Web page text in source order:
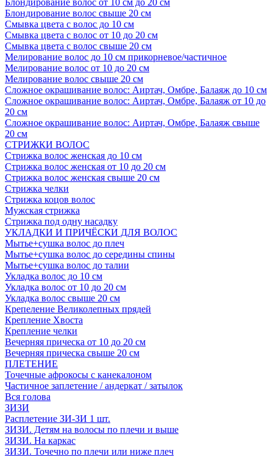
Блондирование волос от 10 см до 20 см
Блондирование волос свыше 20 см
Смывка цвета с волос до 10 см
Смывка цвета с волос от 10 до 20 см
Смывка цвета с волос свыше 20 см
Мелирование волос до 10 см прикорневое/частичное
Мелирование волос от 10 до 20 см
Мелирование волос свыше 20 см
Сложное окрашивание волос: Аиртач, Омбре, Балаяж до 10 см
Сложное окрашивание волос: Аиртач, Омбре, Балаяж от 10 до
20 см
Сложное окрашивание волос: Аиртач, Омбре, Балаяж свыше
20 см
СТРИЖКИ ВОЛОС
Стрижка волос женская до 10 см
Стрижка волос женская от 10 до 20 см
Стрижка волос женская свыше 20 см
Стрижка челки
Стрижка коцов волос
Мужская стрижка
Стрижка под одну насадку
УКЛАДКИ И ПРИЧЁСКИ ДЛЯ ВОЛОС
Мытье+сушка волос до плеч
Мытье+сушка волос до середины спины
Мытье+сушка волос до талии
Укладка волос до 10 см
Укладка волос от 10 до 20 см
Укладка волос свыше 20 см
Крепеление Великолепных прядей
Крепление Хвоста
Крепление челки
Вечерняя прическа от 10 до 20 см
Вечерняя прическа свыше 20 см
ПЛЕТЕНИЕ
Точечные афрокосы с канекалоном
Частичное заплетение / андеркат / затылок
Вся голова
ЗИЗИ
Расплетение ЗИ-ЗИ 1 шт.
ЗИЗИ. Детям на волосы по плечи и выше
ЗИЗИ. На каркас
ЗИЗИ. Точечно по плечи или ниже плеч